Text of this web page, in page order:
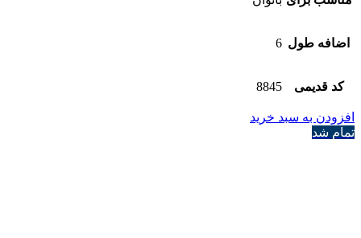
اضافه طول 6
کد قدیمی 8845
افزودن به سبد خرید
تمام شد